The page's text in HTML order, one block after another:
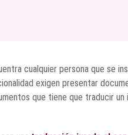
cualquier persona que se
exigen presentar
que tiene que traducir un